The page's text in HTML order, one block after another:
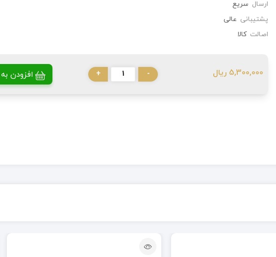
ارسال سریع
پشتیبانی عالی
اصالت کالا
5,300,000 ریال -
+ افزودن